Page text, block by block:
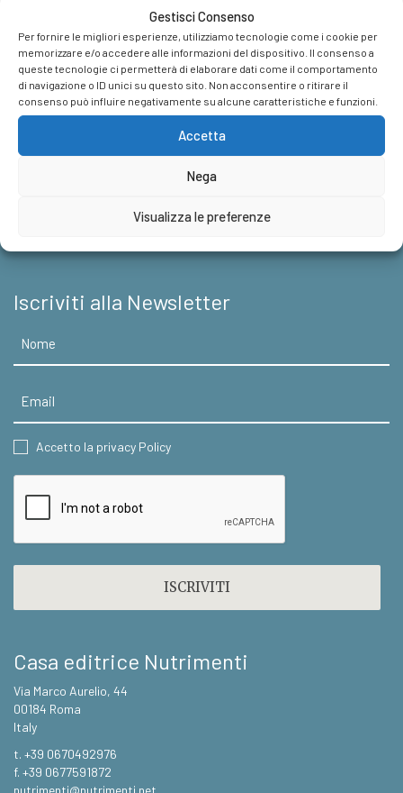
Gestisci Consenso
Per fornire le migliori esperienze, utilizziamo tecnologie come i cookie per
memorizzare e/o accedere alle informazioni del dispositivo. Il consenso a
queste tecnologie ci permetterà di elaborare dati come il comportamento
di navigazione o ID unici su questo sito. Non acconsentire o ritirare il
consenso può influire negativamente su alcune caratteristiche e funzioni.
Accetta
Nega
Visualizza le preferenze
varianti.
Le
opzioni
possono
essere
prezzo:
da
€9,99
a
€17,10
Casa Editrice
Foreign Rights
News & Appuntamenti
Iscriviti alla Newsletter
CONSENT
Accetto la privacy Policy
Casa editrice Nutrimenti
Via Marco Aurelio, 44
00184 Roma
Italy
t. +39 0670492976
f. +39 0677591872